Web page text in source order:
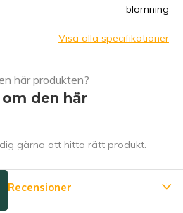
blomning
Visa alla specifikationer
den här
gärna att hitta rätt produkt.
Recensioner